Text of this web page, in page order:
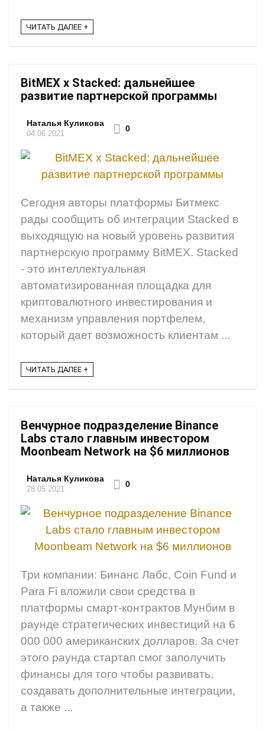
ЧИТАТЬ ДАЛЕЕ +
BitMEX x Stacked: дальнейшее
развитие партнерской программы
Наталья Куликова
04.06.2021
0
Сегодня авторы платформы Битмекс
рады сообщить об интеграции Stacked в
выходящую на новый уровень развития
партнерскую программу BitMEX. Stacked
- это интеллектуальная
автоматизированная площадка для
криптовалютного инвестирования и
механизм управления портфелем,
который дает возможность клиентам ...
ЧИТАТЬ ДАЛЕЕ +
Венчурное подразделение Binance
Labs стало главным инвестором
Moonbeam Network на $6 миллионов
Наталья Куликова
28.05.2021
0
Три компании: Бинанс Лабс, Coin Fund и
Para Fi вложили свои средства в
платформы смарт-контрактов Мунбим в
раунде стратегических инвестиций на 6
000 000 американских долларов. За счет
этого раунда стартап смог заполучить
финансы для того чтобы развивать,
создавать дополнительные интеграции,
а также ...